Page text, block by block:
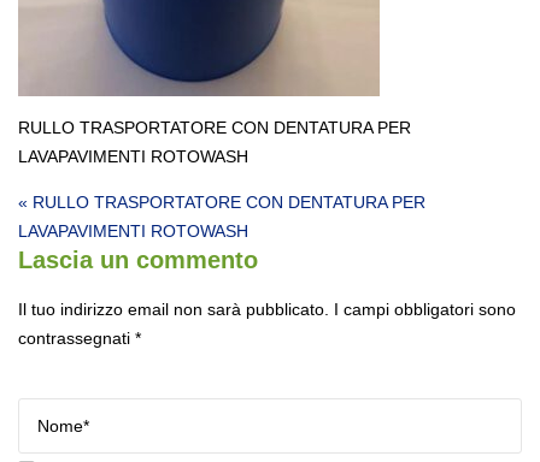
RULLO TRASPORTATORE CON DENTATURA PER
LAVAPAVIMENTI ROTOWASH
Navigazione articoli
« RULLO TRASPORTATORE CON DENTATURA PER
LAVAPAVIMENTI ROTOWASH
Lascia un commento
Il tuo indirizzo email non sarà pubblicato. I campi obbligatori sono
contrassegnati *